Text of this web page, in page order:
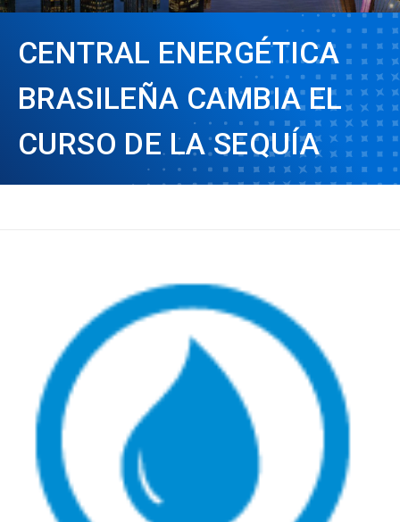
CENTRAL ENERGÉTICA
BRASILEÑA CAMBIA EL
CURSO DE LA SEQUÍA